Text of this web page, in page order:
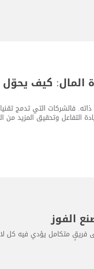
المال: كيف
التفاعل وتحقيق المزيد
الفوز
فريقٍ متكامل يؤدي فيه كل